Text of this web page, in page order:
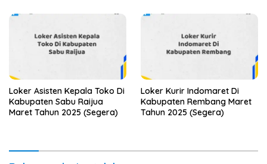
Loker Asisten Kepala Toko Di
Kabupaten Sabu Raijua
Maret Tahun 2025 (Segera)
Loker Kurir Indomaret Di
Kabupaten Rembang Maret
Tahun 2025 (Segera)